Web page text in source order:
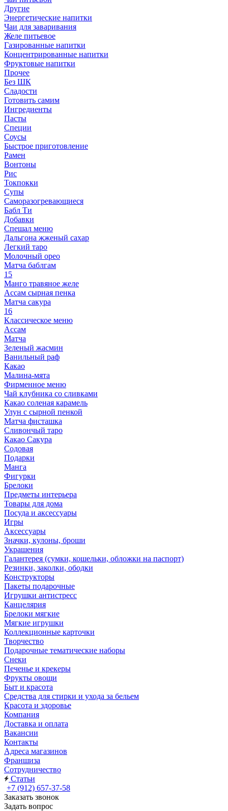
Другие
Энергетические напитки
Чаи для заваривания
Желе питьевое
Газированные напитки
Концентрированные напитки
Фруктовые напитки
Прочее
Без ШК
Сладости
Готовить самим
Ингредиенты
Пасты
Специи
Соусы
Быстрое приготовление
Рамен
Вонтоны
Рис
Токпокки
Супы
Саморазогревающиеся
Бабл Ти
Добавки
Спешал меню
Дальгона жженый сахар
Легкий таро
Молочный орео
Матча баблгам
15
Манго травяное желе
Ассам сырная пенка
Матча сакура
16
Классическое меню
Ассам
Матча
Зеленый жасмин
Ванильный раф
Какао
Малина-мята
Фирменное меню
Чай клубника со сливками
Какао соленая карамель
Улун с сырной пенкой
Матча фисташка
Сливончый таро
Какао Сакура
Содовая
Подарки
Манга
Фигурки
Брелоки
Предметы интерьера
Товары для дома
Посуда и аксессуары
Игры
Аксессуары
Значки, кулоны, броши
Украшения
Галантерея (сумки, кошельки, обложки на паспорт)
Резинки, заколки, ободки
Конструкторы
Пакеты подарочные
Игрушки антистресс
Канцелярия
Брелоки мягкие
Мягкие игрушки
Коллекционные карточки
Творчество
Подарочные тематические наборы
Снеки
Печенье и крекеры
Фрукты овощи
Быт и красота
Средства для стирки и ухода за бельем
Красота и здоровье
Компания
Доставка и оплата
Вакансии
Контакты
Адреса магазинов
Франшиза
Сотрудничество
Статьи
+7 (912) 657-37-58
Заказать звонок
Задать вопрос